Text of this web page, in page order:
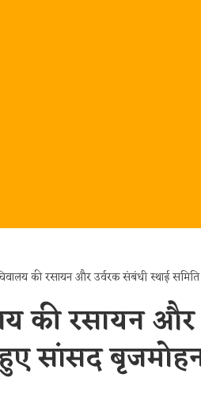
की रसायन और
सांसद